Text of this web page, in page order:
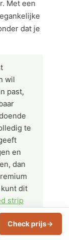
Met een
dat je
wil
past,
te
en
dan
dit
strip
of
Check prijs